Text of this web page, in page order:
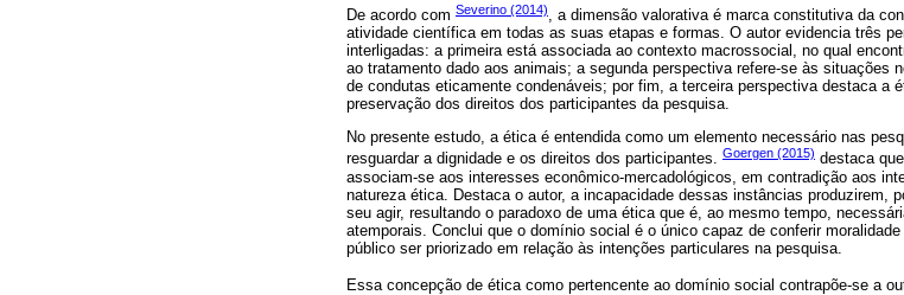
De acordo com Severino (2014), a dimensão valorativa é marca constitutiva da
atividade científica em todas as suas etapas e formas. O autor evidencia três
interligadas: a primeira está associada ao contexto macrossocial, no qual
ao tratamento dado aos animais; a segunda perspectiva refere-se às situações
de condutas eticamente condenáveis; por fim, a terceira perspectiva destaca a
preservação dos direitos dos participantes da pesquisa.
No presente estudo, a ética é entendida como um elemento necessário nas
resguardar a dignidade e os direitos dos participantes. Goergen (2015) destaca
associam-se aos interesses econômico-mercadológicos, em contradição aos
natureza ética. Destaca o autor, a incapacidade dessas instâncias produzirem,
seu agir, resultando o paradoxo de uma ética que é, ao mesmo tempo,
atemporais. Conclui que o domínio social é o único capaz de conferir
público ser priorizado em relação às intenções particulares na pesquisa.
Essa concepção de ética como pertencente ao domínio social contrapõe-se a